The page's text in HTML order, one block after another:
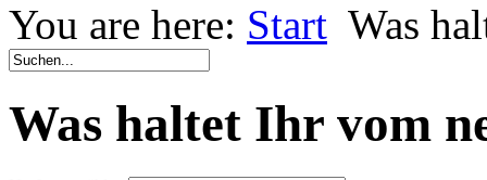
You are here: Start Was
Was haltet Ihr vom